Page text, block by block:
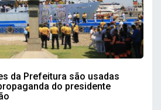
da Prefeitura são usadas
do presidente